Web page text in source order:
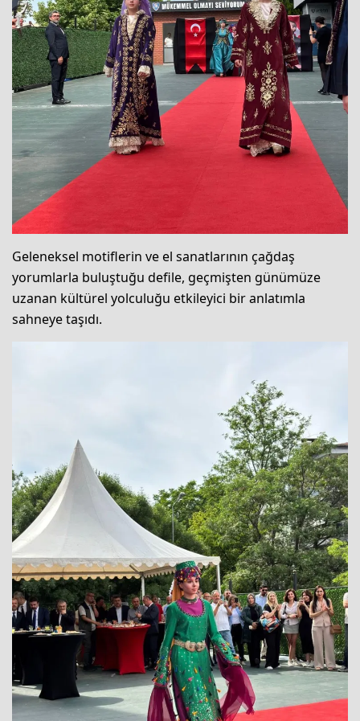
Geleneksel motiflerin ve el sanatlarının çağdaş
yorumlarla buluştuğu defile, geçmişten günümüze
uzanan kültürel yolculuğu etkileyici bir anlatımla
sahneye taşıdı.